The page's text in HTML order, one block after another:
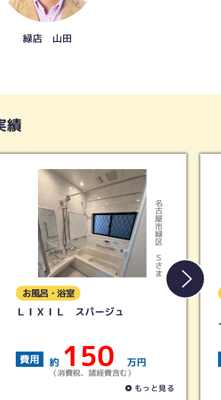
緑店 山田
績
名古屋市緑区
Ｓさま
万円
【リクシル】リノビオV
費用 約 94
（消費税、諸経費含む）